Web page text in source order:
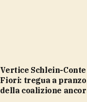
Vertice Schlein-Conte a Campo de’
Fiori: tregua a
della coalizione